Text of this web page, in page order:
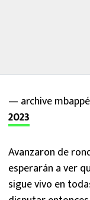
— archive
2023
Avanzaron de
esperarán a ver
sigue vivo en